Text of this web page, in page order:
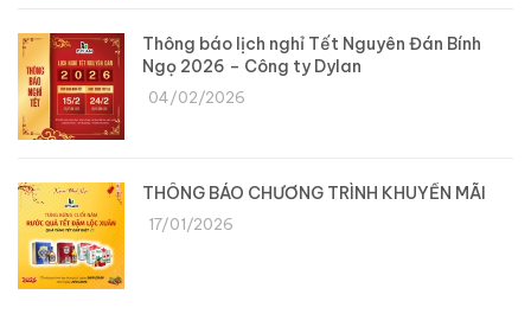
Thông báo lịch nghỉ Tết Nguyên Đán Bính
Ngọ 2026 – Công ty Dylan
04/02/2026
THÔNG BÁO CHƯƠNG TRÌNH KHUYẾN MÃI
17/01/2026